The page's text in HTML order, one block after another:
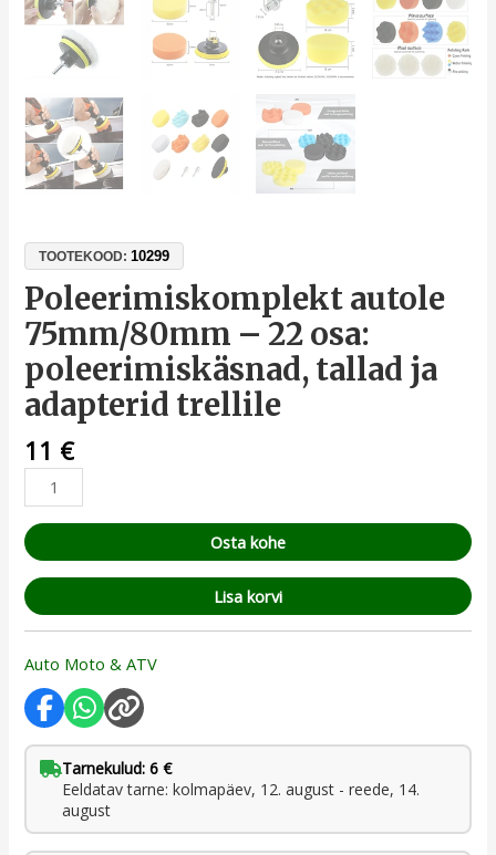
TOOTEKOOD:10299
Poleerimiskomplekt autole
75mm/80mm – 22 osa:
poleerimiskäsnad, tallad ja
adapterid trellile
11 €
Osta kohe
Lisa korvi
Auto Moto & ATV
Tarnekulud: 6 €
Eeldatav tarne: kolmapäev, 12. august - reede, 14.
august